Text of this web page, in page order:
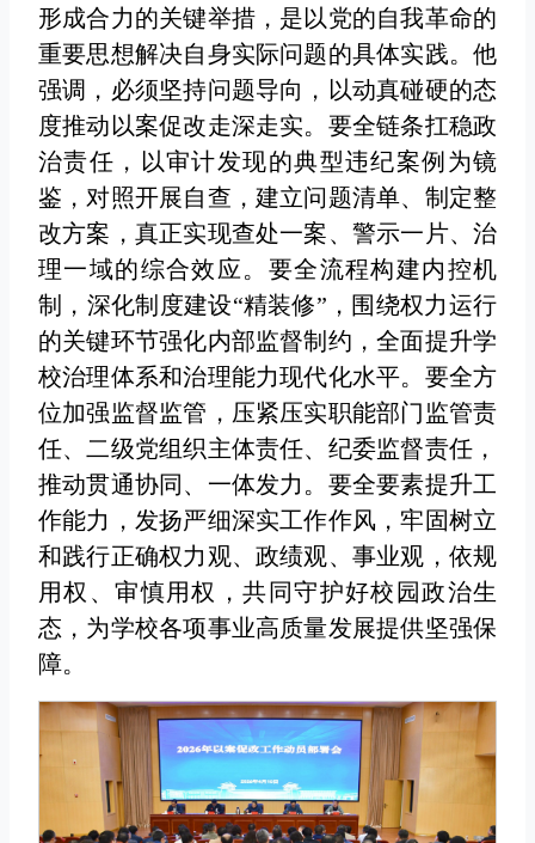
形成合力的关键举措，是以党的自我革命的
重要思想解决自身实际问题的具体实践。他
强调，必须坚持问题导向，以动真碰硬的态
度推动以案促改走深走实。要全链条扛稳政
治责任，以审计发现的典型违纪案例为镜
鉴，对照开展自查，建立问题清单、制定整
改方案，真正实现查处一案、警示一片、治
理一域的综合效应。要全流程构建内控机
制，深化制度建设“精装修”，围绕权力运行
的关键环节强化内部监督制约，全面提升学
校治理体系和治理能力现代化水平。要全方
位加强监督监管，压紧压实职能部门监管责
任、二级党组织主体责任、纪委监督责任，
推动贯通协同、一体发力。要全要素提升工
作能力，发扬严细深实工作作风，牢固树立
和践行正确权力观、政绩观、事业观，依规
用权、审慎用权，共同守护好校园政治生
态，为学校各项事业高质量发展提供坚强保
障。